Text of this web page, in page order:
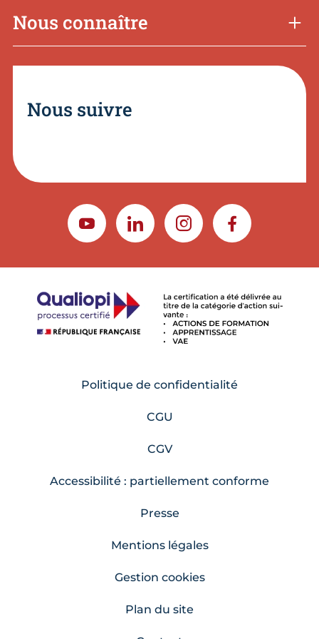
Nous connaître
Nous suivre
YOUTUBELINKEDININSTAGRAMFACEBOOK
Politique de confidentialité
CGU
CGV
Accessibilité : partiellement conforme
Presse
Mentions légales
Gestion cookies
Plan du site